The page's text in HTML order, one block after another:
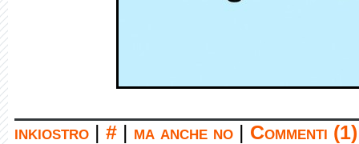
inkiostro # ma anche no Commenti (1)